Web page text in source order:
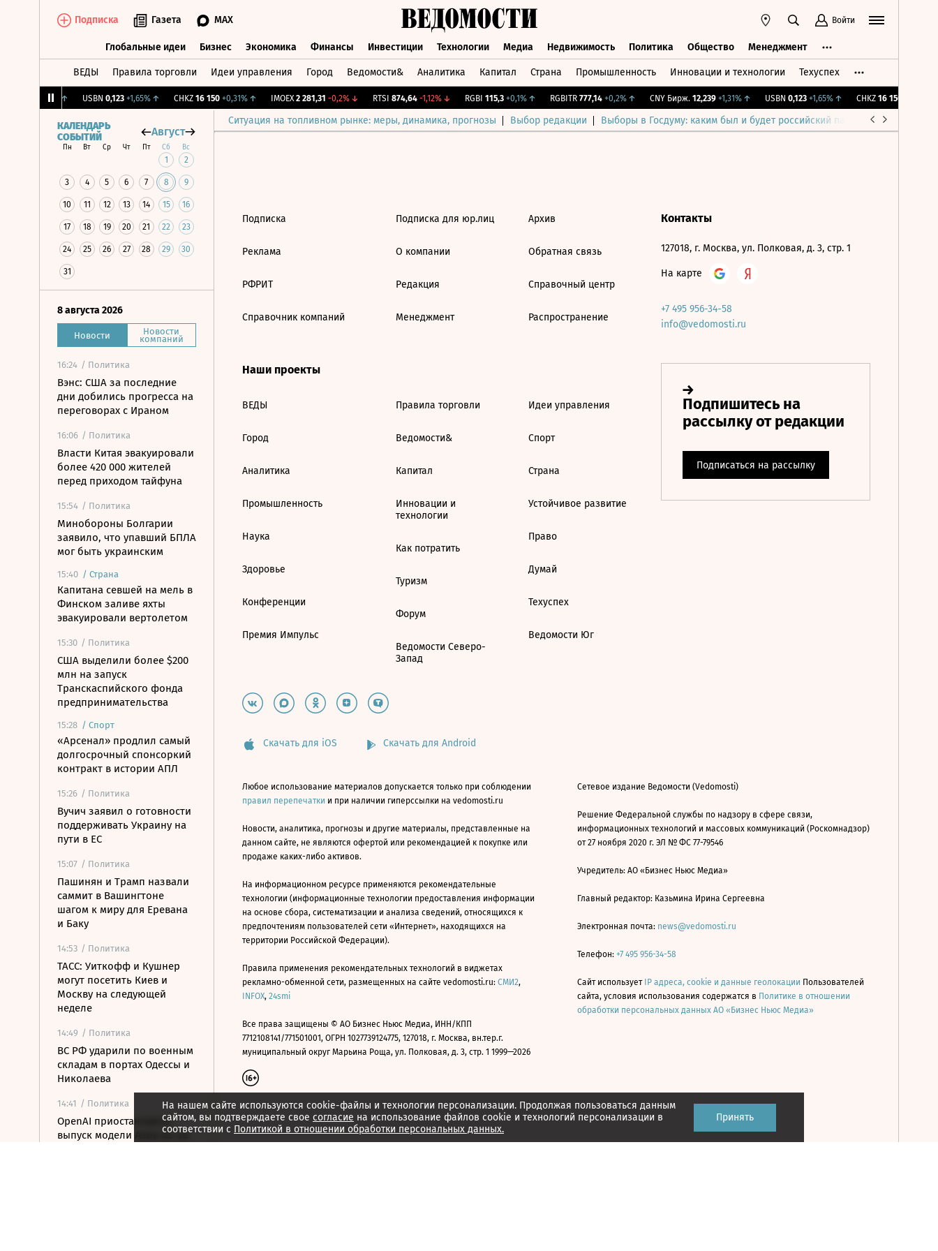
Подписка Газета MAX Войти
Глобальные идеи Бизнес Экономика Финансы Инвестиции Технологии Медиа Недвижимость Политика Общество Менеджмент
ВЕДЫ Правила торговли Идеи управления Город Ведомости& Аналитика Капитал Страна Промышленность Инновации и технологии Техуспех
↑ USBN 0,123 +1,65%↑ CHKZ 16 150 +0,31%↑ IMOEX 2 281,31 -0,2%↓ RTSI 874,64 -1,12%↓ RGBI 115,3 +0,1%↑ RGBITR 777,14 +0,2%↑ CNY Бирж. 12,239 +1,31%↑ USBN 0,123 +1,65%↑ CHKZ 16 150
Ситуация на топливном рынке: меры, динамика, прогнозы Выбор редакции Выборы в Госдуму: каким был и будет российский парламент
КАЛЕНДАРЬ
СОБЫТИЙ
Август
Пн Вт Ср Чт Пт Сб Вс
1 2
3 4 5 6 7 8 9
10 11 12 13 14 15 16
17 18 19 20 21 22 23
24 25 26 27 28 29 30
31
8 августа 2026
Новости Новости
компаний
16:24 / Политика
Вэнс: США за последние
дни добились прогресса на
переговорах с Ираном
16:06 / Политика
Власти Китая эвакуировали
более 420 000 жителей
перед приходом тайфуна
15:54 / Политика
Минобороны Болгарии
заявило, что упавший БПЛА
мог быть украинским
15:40 / Страна
Капитана севшей на мель в
Финском заливе яхты
эвакуировали вертолетом
15:30 / Политика
США выделили более $200
млн на запуск
Транскаспийского фонда
предпринимательства
15:28 / Спорт
«Арсенал» продлил самый
долгосрочный спонсоркий
контракт в истории АПЛ
15:26 / Политика
Вучич заявил о готовности
поддерживать Украину на
пути в ЕС
15:07 / Политика
Пашинян и Трамп назвали
саммит в Вашингтоне
шагом к миру для Еревана
и Баку
14:53 / Политика
ТАСС: Уиткофф и Кушнер
могут посетить Киев и
Москву на следующей
неделе
14:49 / Политика
ВС РФ ударили по военным
складам в портах Одессы и
Николаева
14:41 / Политика
OpenAI приостановила
выпуск модели Astra из-за
На нашем сайте используются cookie-файлы и технологии персонализации. Продолжая пользоваться данным
сайтом, вы подтверждаете свое согласие на использование файлов cookie и технологий персонализации в
соответствии с Политикой в отношении обработки персональных данных.
Принять
Подписка
Реклама
РФРИТ
Справочник компаний
Подписка для юр.лиц
О компании
Редакция
Менеджмент
Архив
Обратная связь
Справочный центр
Распространение
Наши проекты
ВЕДЫ
Город
Аналитика
Промышленность
Наука
Здоровье
Конференции
Премия Импульс
Правила торговли
Ведомости&
Капитал
Инновации и
технологии
Как потратить
Туризм
Форум
Ведомости Северо-
Запад
Идеи управления
Спорт
Страна
Устойчивое развитие
Право
Думай
Техуспех
Ведомости Юг
Контакты
127018, г. Москва, ул. Полковая, д. 3, стр. 1
На карте
+7 495 956-34-58
info@vedomosti.ru
Скачать для iOS Скачать для Android
Любое использование материалов допускается только при соблюдении
правил перепечатки и при наличии гиперссылки на vedomosti.ru
Новости, аналитика, прогнозы и другие материалы, представленные на
данном сайте, не являются офертой или рекомендацией к покупке или
продаже каких-либо активов.
На информационном ресурсе применяются рекомендательные
технологии (информационные технологии предоставления информации
на основе сбора, систематизации и анализа сведений, относящихся к
предпочтениям пользователей сети «Интернет», находящихся на
территории Российской Федерации).
Правила применения рекомендательных технологий в виджетах
рекламно-обменной сети, размещенных на сайте vedomosti.ru: СМИ2,
INFOX, 24smi
Все права защищены © АО Бизнес Ньюс Медиа, ИНН/КПП
7712108141/771501001, ОГРН 1027739124775, 127018, г. Москва, вн.тер.г.
муниципальный округ Марьина Роща, ул. Полковая, д. 3, стр. 1 1999—2026
Сетевое издание Ведомости (Vedomosti)
Решение Федеральной службы по надзору в сфере связи,
информационных технологий и массовых коммуникаций (Роскомнадзор)
от 27 ноября 2020 г. ЭЛ № ФС 77-79546
Учредитель: АО «Бизнес Ньюс Медиа»
Главный редактор: Казьмина Ирина Сергеевна
Электронная почта: news@vedomosti.ru
Телефон: +7 495 956-34-58
Сайт использует IP адреса, cookie и данные геолокации Пользователей
сайта, условия использования содержатся в Политике в отношении
обработки персональных данных АО «Бизнес Ньюс Медиа»